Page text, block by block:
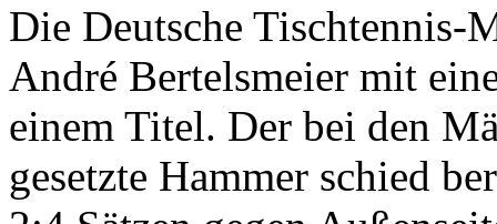
Die Deutsche Tischtennis-
André Bertelsmeier mit
einem Titel. Der bei den
gesetzte Hammer schied